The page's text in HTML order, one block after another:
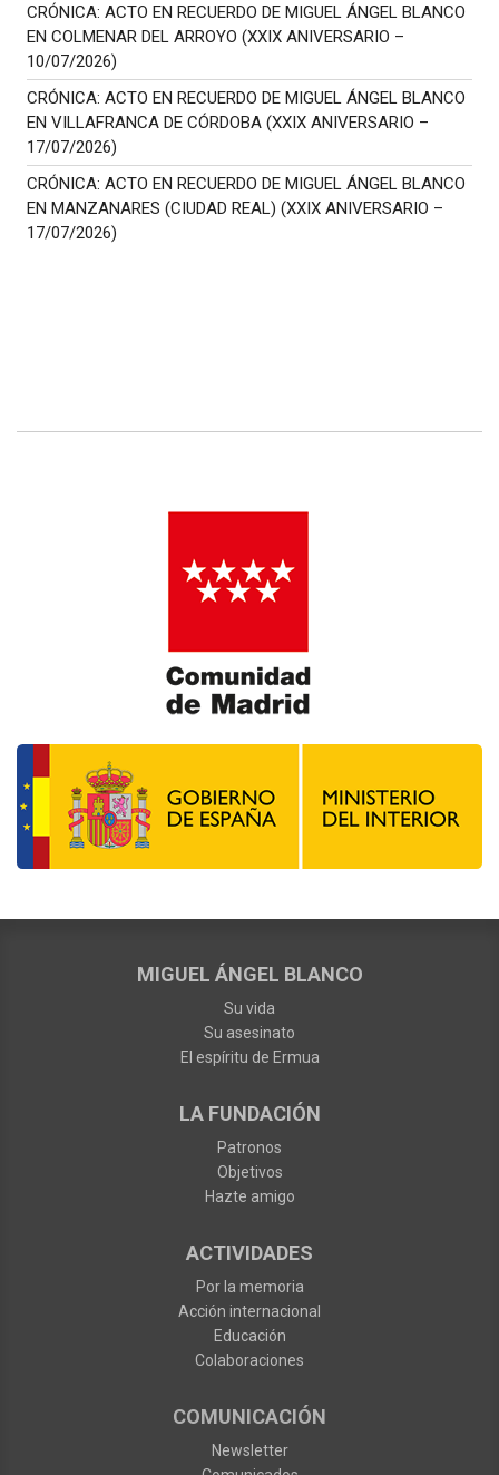
CRÓNICA: ACTO EN RECUERDO DE MIGUEL ÁNGEL BLANCO
EN COLMENAR DEL ARROYO (XXIX ANIVERSARIO –
10/07/2026)
CRÓNICA: ACTO EN RECUERDO DE MIGUEL ÁNGEL BLANCO
EN VILLAFRANCA DE CÓRDOBA (XXIX ANIVERSARIO –
17/07/2026)
CRÓNICA: ACTO EN RECUERDO DE MIGUEL ÁNGEL BLANCO
EN MANZANARES (CIUDAD REAL) (XXIX ANIVERSARIO –
17/07/2026)
MIGUEL ÁNGEL BLANCO
Su vida
Su asesinato
El espíritu de Ermua
LA FUNDACIÓN
Patronos
Objetivos
Hazte amigo
ACTIVIDADES
Por la memoria
Acción internacional
Educación
Colaboraciones
COMUNICACIÓN
Newsletter